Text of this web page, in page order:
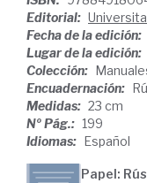
Editorial:
Fecha de la edición:
Lugar de la edición:
Colección:
Encuadernación:
Medidas: 23 cm
Nº Pág.: 199
Idiomas: Español
Papel: